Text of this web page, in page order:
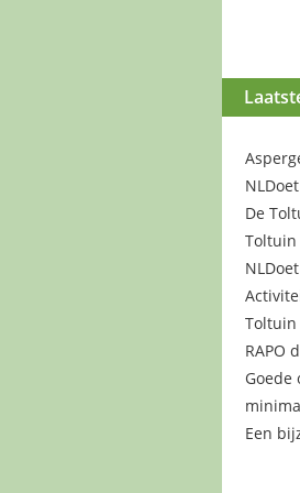
De
Toltuin
Toltuin
RAPO
Goede
minima
Een